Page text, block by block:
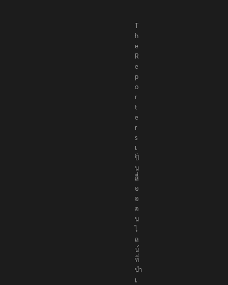
T
h
e
R
e
p
o
r
t
e
r
s
เ
ป็
น
สื่
อ
อ
อ
น
ไ
ล
น์
ที่
นำ
เ